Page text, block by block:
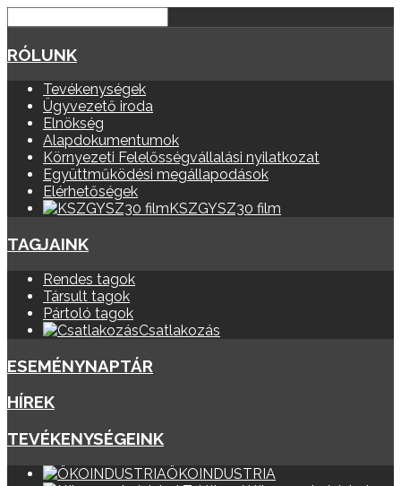
RÓLUNK
Tevékenységek
Ügyvezető iroda
Elnökség
Alapdokumentumok
Környezeti Felelősségvállalási nyilatkozat
Együttműködési megállapodások
Elérhetőségek
KSZGYSZ30 film
TAGJAINK
Rendes tagok
Társult tagok
Pártoló tagok
Csatlakozás
ESEMÉNYNAPTÁR
HÍREK
TEVÉKENYSÉGEINK
ÖKOINDUSTRIA